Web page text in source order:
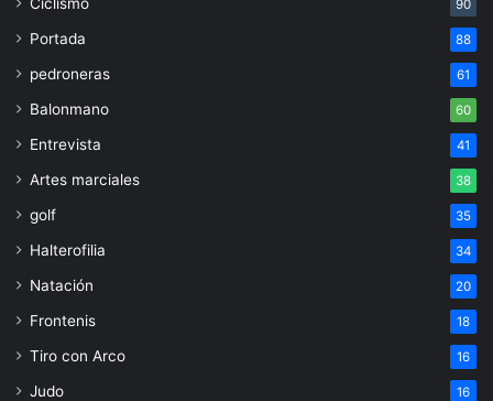
90
Portada 88
pedroneras 61
Balonmano 60
Entrevista 41
Artes marciales 38
golf 35
Halterofilia 34
Natación 20
Frontenis 18
Tiro con Arco 16
Judo 16